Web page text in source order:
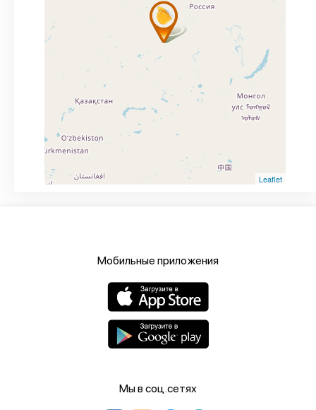
Leaflet
Мобильные приложения
Мы в соц.сетях